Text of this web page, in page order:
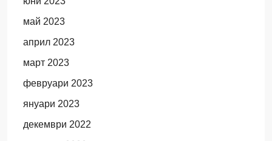
май 2023
април 2023
март 2023
февруари 2023
януари 2023
декември 2022